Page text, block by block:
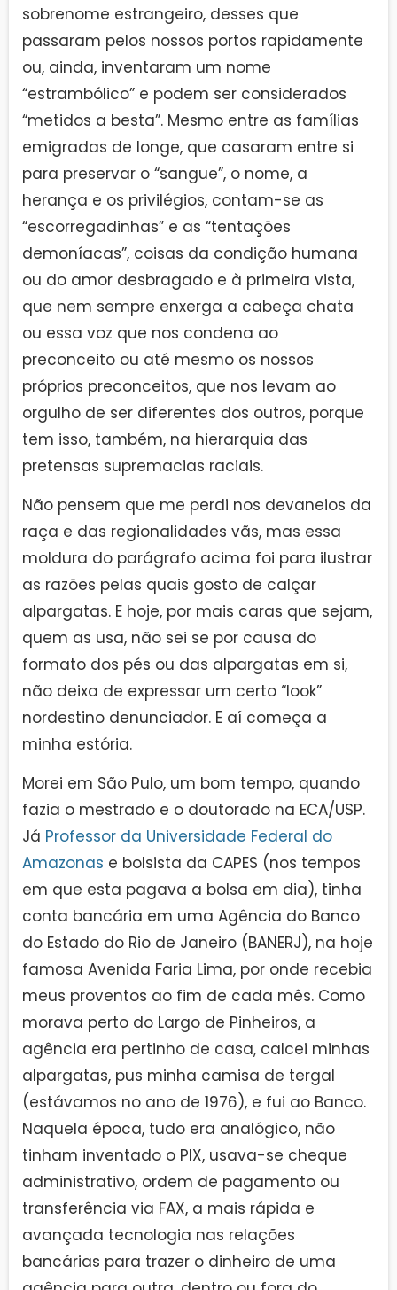
sobrenome estrangeiro, desses que
passaram pelos nossos portos rapidamente
ou, ainda, inventaram um nome
“estrambólico” e podem ser considerados
“metidos a besta”. Mesmo entre as famílias
emigradas de longe, que casaram entre si
para preservar o “sangue”, o nome, a
herança e os privilégios, contam-se as
“escorregadinhas” e as “tentações
demoníacas”, coisas da condição humana
ou do amor desbragado e à primeira vista,
que nem sempre enxerga a cabeça chata
ou essa voz que nos condena ao
preconceito ou até mesmo os nossos
próprios preconceitos, que nos levam ao
orgulho de ser diferentes dos outros, porque
tem isso, também, na hierarquia das
pretensas supremacias raciais.
Não pensem que me perdi nos devaneios da
raça e das regionalidades vãs, mas essa
moldura do parágrafo acima foi para ilustrar
as razões pelas quais gosto de calçar
alpargatas. E hoje, por mais caras que sejam,
quem as usa, não sei se por causa do
formato dos pés ou das alpargatas em si,
não deixa de expressar um certo “look”
nordestino denunciador. E aí começa a
minha estória.
Morei em São Pulo, um bom tempo, quando
fazia o mestrado e o doutorado na ECA/USP.
Já Professor da Universidade Federal do
Amazonas e bolsista da CAPES (nos tempos
em que esta pagava a bolsa em dia), tinha
conta bancária em uma Agência do Banco
do Estado do Rio de Janeiro (BANERJ), na hoje
famosa Avenida Faria Lima, por onde recebia
meus proventos ao fim de cada mês. Como
morava perto do Largo de Pinheiros, a
agência era pertinho de casa, calcei minhas
alpargatas, pus minha camisa de tergal
(estávamos no ano de 1976), e fui ao Banco.
Naquela época, tudo era analógico, não
tinham inventado o PIX, usava-se cheque
administrativo, ordem de pagamento ou
transferência via FAX, a mais rápida e
avançada tecnologia nas relações
bancárias para trazer o dinheiro de uma